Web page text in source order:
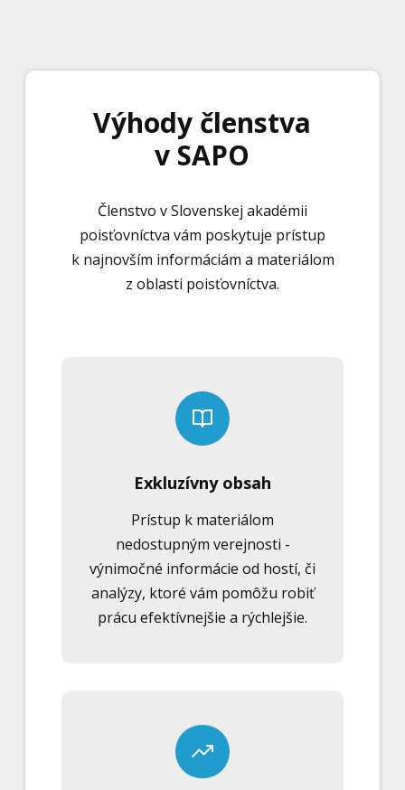
Výhody členstva
v SAPO
Členstvo v Slovenskej akadémii
poisťovníctva vám poskytuje prístup
k najnovším informáciám a materiálom
z oblasti poisťovníctva.
Exkluzívny obsah
Prístup k materiálom
nedostupným verejnosti -
výnimočné informácie od hostí, či
analýzy, ktoré vám pomôžu robiť
prácu efektívnejšie a rýchlejšie.